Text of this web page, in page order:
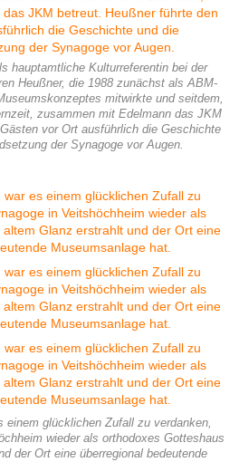
hauptamtliche Kulturreferentin bei der
Heußner, die 1988 zunächst als ABM-
mitwirkte und seitdem,
zusammen mit Edelmann das JKM
vor Ort ausführlich die Geschichte
der Synagoge vor Augen.
einem glücklichen Zufall zu verdanken,
wieder als orthodoxes Gotteshaus
der Ort eine überregional bedeutende